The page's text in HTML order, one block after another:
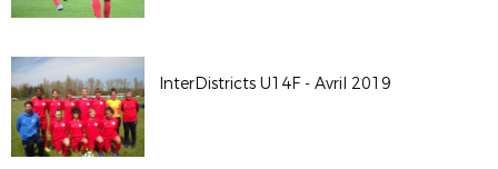
InterDistricts U14F - Avril 2019